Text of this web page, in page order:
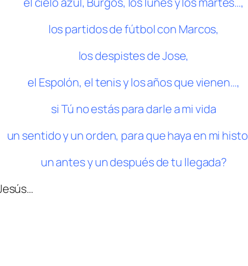
los partidos de fútbol con Marcos,
los despistes de Jose,
el Espolón, el tenis y los años que vienen…,
si Tú no estás para darle a mi vida
un sentido y un orden, para que haya en mi
un antes y un después de tu llegada?